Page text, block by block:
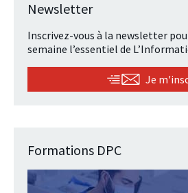
Newsletter
Inscrivez-vous à la newsletter
semaine l’essentiel de
Je
Formations DPC